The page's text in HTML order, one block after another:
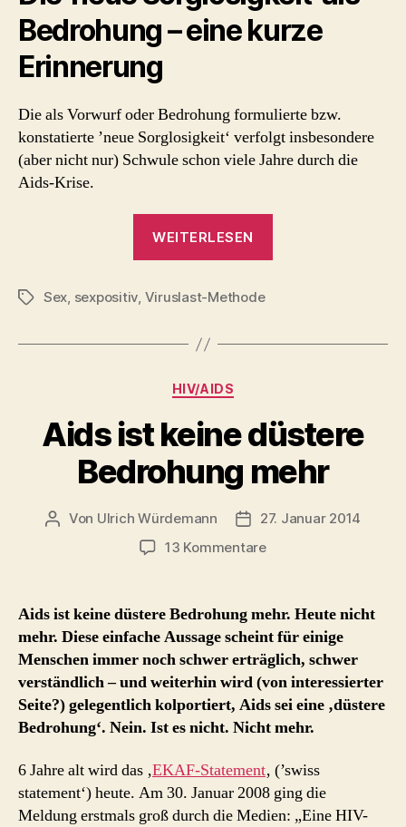
Bedrohung – eine kurze
Erinnerung
Die als Vorwurf oder Bedrohung formulierte bzw.
konstatierte ’neue Sorglosigkeit‘ verfolgt insbesondere
(aber nicht nur) Schwule schon viele Jahre durch die
Aids-Krise.
WEITERLESEN
Lüste“
Schlagwörter
Sex, sexpositiv, Viruslast-Methode
Kategorien
HIV/AIDS
Aids ist keine düstere
Bedrohung mehr
Beitragsautor
Von Ulrich Würdemann Beitragsdatum
27. Januar 2014
13 Kommentarezu
keine
Bedrohung
mehr
Aids ist keine düstere Bedrohung mehr. Heute nicht
mehr. Diese einfache Aussage scheint für einige
Menschen immer noch schwer erträglich, schwer
verständlich – und weiterhin wird (von interessierter
Seite?) gelegentlich kolportiert, Aids sei eine ‚düstere
Bedrohung‘. Nein. Ist es nicht. Nicht mehr.
6 Jahre alt wird das ‚EKAF-Statement‚ (’swiss
statement‘) heute. Am 30. Januar 2008 ging die
Meldung erstmals groß durch die Medien: „Eine HIV-